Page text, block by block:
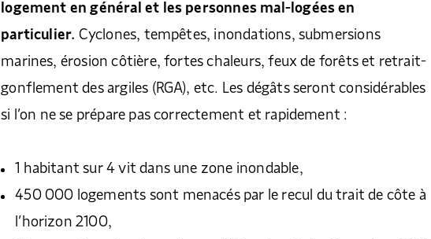
logement en général et les personnes mal-logées en
particulier. Cyclones, tempêtes, inondations, submersions
marines, érosion côtière, fortes chaleurs, feux de forêts et retrait-
gonflement des argiles (RGA), etc. Les dégâts seront considérables
si l’on ne se prépare pas correctement et rapidement :
1 habitant sur 4 vit dans une zone inondable,
450 000 logements sont menacés par le recul du trait de côte à
l’horizon 2100,